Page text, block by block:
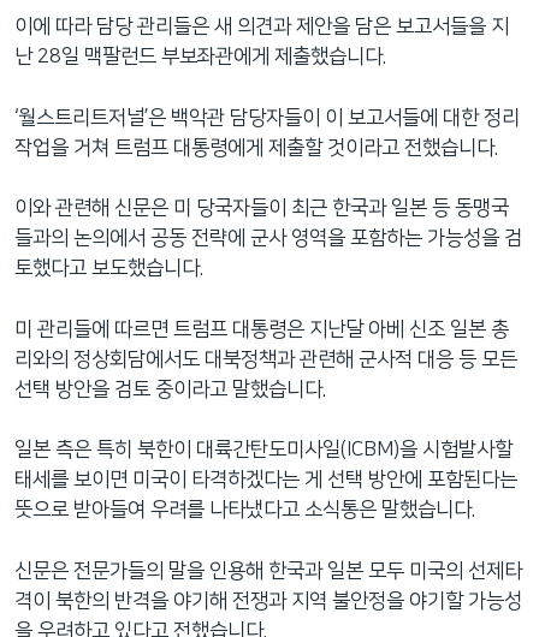
이에 따라 담당 관리들은 새 의견과 제안을 담은 보고서들을 지
난 28일 맥팔런드 부보좌관에게 제출했습니다.
‘월스트리트저널’은 백악관 담당자들이 이 보고서들에 대한 정리
작업을 거쳐 트럼프 대통령에게 제출할 것이라고 전했습니다.
이와 관련해 신문은 미 당국자들이 최근 한국과 일본 등 동맹국
들과의 논의에서 공동 전략에 군사 영역을 포함하는 가능성을 검
토했다고 보도했습니다.
미 관리들에 따르면 트럼프 대통령은 지난달 아베 신조 일본 총
리와의 정상회담에서도 대북정책과 관련해 군사적 대응 등 모든
선택 방안을 검토 중이라고 말했습니다.
일본 측은 특히 북한이 대륙간탄도미사일(ICBM)을 시험발사할
태세를 보이면 미국이 타격하겠다는 게 선택 방안에 포함된다는
뜻으로 받아들여 우려를 나타냈다고 소식통은 말했습니다.
신문은 전문가들의 말을 인용해 한국과 일본 모두 미국의 선제타
격이 북한의 반격을 야기해 전쟁과 지역 불안정을 야기할 가능성
을 우려하고 있다고 전했습니다.